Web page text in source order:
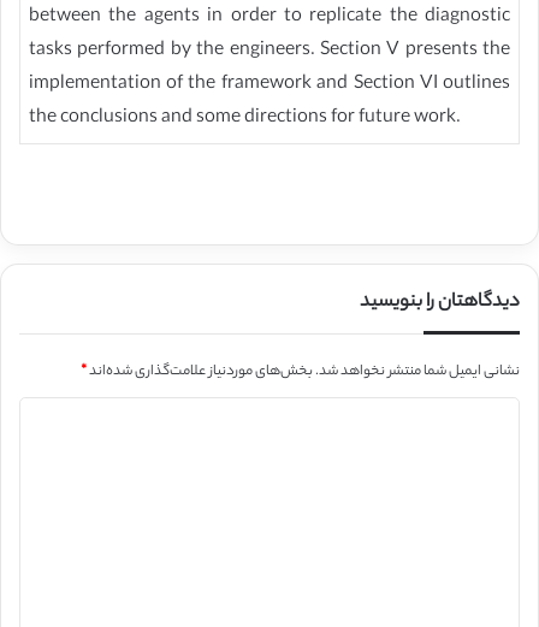
between the agents in order to replicate the diagnostic
tasks performed by the engineers. Section V presents the
implementation of the framework and Section VI outlines
the conclusions and some directions for future work.
دیدگاهتان را بنویسید
نشانی ایمیل شما منتشر نخواهد شد.بخش‌های موردنیاز علامت‌گذاری شده‌اند*